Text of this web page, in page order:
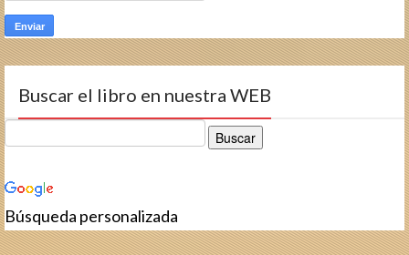
Buscar el libro en nuestra WEB
Búsqueda personalizada